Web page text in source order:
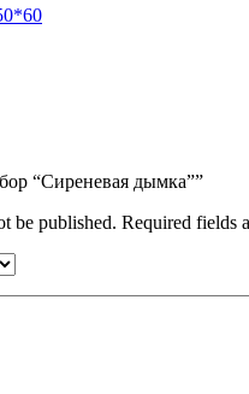
“Сиреневая дымка””
be published. Required fields